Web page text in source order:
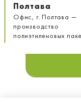
Полтава
Офис, г. Полтава —
производство
полиэтиленовых